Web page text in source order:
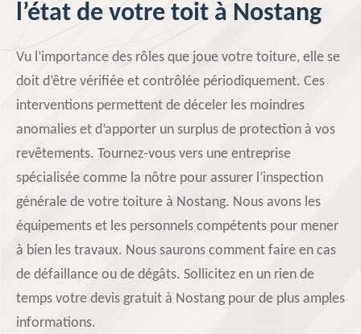
l’état de votre toit à Nostang
Vu l’importance des rôles que joue votre toiture, elle se
doit d’être vérifiée et contrôlée périodiquement. Ces
interventions permettent de déceler les moindres
anomalies et d’apporter un surplus de protection à vos
revêtements. Tournez-vous vers une entreprise
spécialisée comme la nôtre pour assurer l’inspection
générale de votre toiture à Nostang. Nous avons les
équipements et les personnels compétents pour mener
à bien les travaux. Nous saurons comment faire en cas
de défaillance ou de dégâts. Sollicitez en un rien de
temps votre devis gratuit à Nostang pour de plus amples
informations.